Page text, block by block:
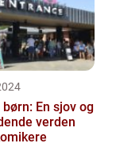
En sjov og
verden